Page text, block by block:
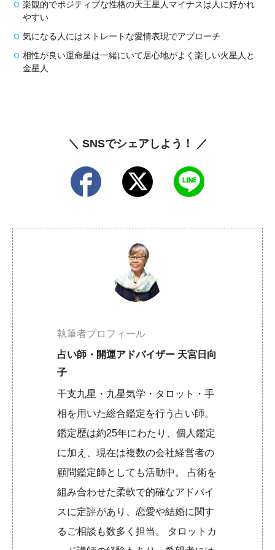
楽観的でポジティブな性格の天王星人マイナスは人に好かれ
やすい
気になる人にはストレートな愛情表現でアプローチ
相性が良い運命星は一緒にいて居心地がよく楽しい火星人と
金星人
＼ SNSでシェアしよう！ ／
執筆者プロフィール
占い師・開運アドバイザー 天宮日向
子
干支九星・九星気学・タロット・手
相を用いた総合鑑定を行う占い師。
鑑定歴は約25年にわたり、個人鑑定
に加え、現在は複数の会社経営者の
顧問鑑定師としても活動中。 占術を
組み合わせた柔軟で的確なアドバイ
スに定評があり、恋愛や結婚に関す
るご相談も数多く担当。 タロットカ